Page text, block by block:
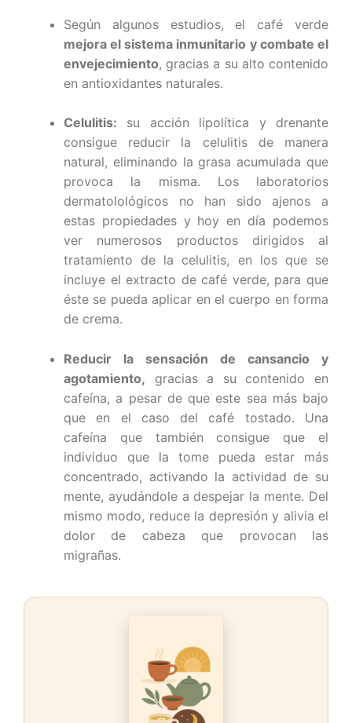
Según algunos estudios, el café verde
mejora el sistema inmunitario y combate el
envejecimiento, gracias a su alto contenido
en antioxidantes naturales.
Celulitis: su acción lipolítica y drenante
consigue reducir la celulitis de manera
natural, eliminando la grasa acumulada que
provoca la misma. Los laboratorios
dermatolológicos no han sido ajenos a
estas propiedades y hoy en día podemos
ver numerosos productos dirigidos al
tratamiento de la celulitis, en los que se
incluye el extracto de café verde, para que
éste se pueda aplicar en el cuerpo en forma
de crema.
Reducir la sensación de cansancio y
agotamiento, gracias a su contenido en
cafeína, a pesar de que este sea más bajo
que en el caso del café tostado. Una
cafeína que también consigue que el
individuo que la tome pueda estar más
concentrado, activando la actividad de su
mente, ayudándole a despejar la mente. Del
mismo modo, reduce la depresión y alivia el
dolor de cabeza que provocan las
migrañas.